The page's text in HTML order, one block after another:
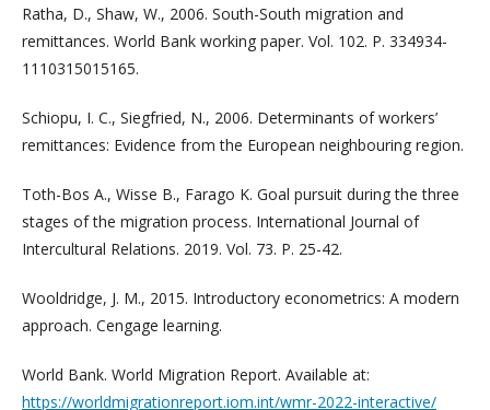
Ratha, D., Shaw, W., 2006. South-South migration and
remittances. World Bank working paper. Vol. 102. P. 334934-
1110315015165.
Schiopu, I. C., Siegfried, N., 2006. Determinants of workers’
remittances: Evidence from the European neighbouring region.
Toth-Bos A., Wisse B., Farago K. Goal pursuit during the three
stages of the migration process. International Journal of
Intercultural Relations. 2019. Vol. 73. P. 25-42.
Wooldridge, J. M., 2015. Introductory econometrics: A modern
approach. Cengage learning.
World Bank. World Migration Report. Available at:
https://worldmigrationreport.iom.int/wmr-2022-interactive/